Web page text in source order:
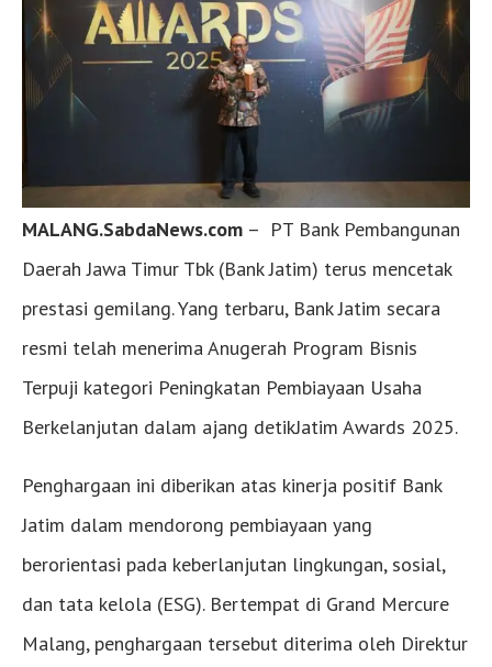
MALANG.SabdaNews.com – PT Bank Pembangunan
Daerah Jawa Timur Tbk (Bank Jatim) terus mencetak
prestasi gemilang. Yang terbaru, Bank Jatim secara
resmi telah menerima Anugerah Program Bisnis
Terpuji kategori Peningkatan Pembiayaan Usaha
Berkelanjutan dalam ajang detikJatim Awards 2025.
Penghargaan ini diberikan atas kinerja positif Bank
Jatim dalam mendorong pembiayaan yang
berorientasi pada keberlanjutan lingkungan, sosial,
dan tata kelola (ESG). Bertempat di Grand Mercure
Malang, penghargaan tersebut diterima oleh Direktur